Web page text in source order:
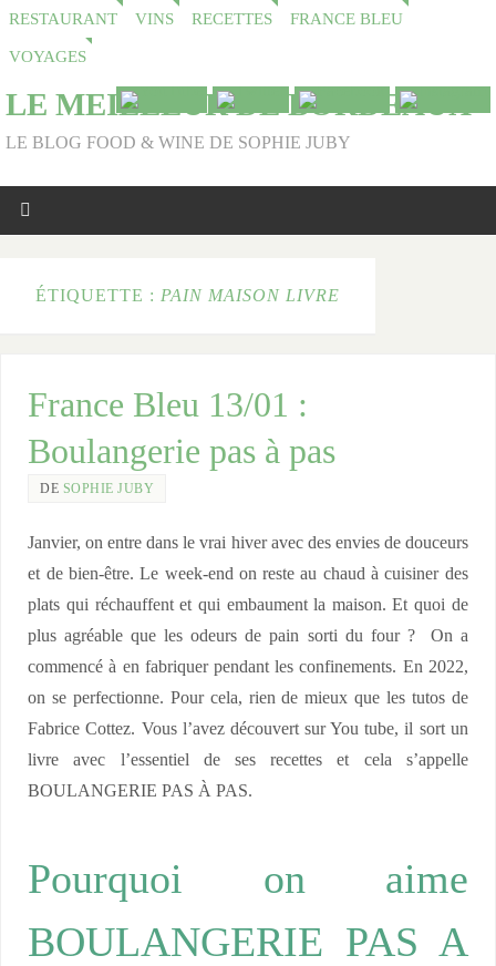
RESTAURANT VINS RECETTES FRANCE BLEU
VOYAGES
LE MEILLEUR DE BORDEAUX
LE BLOG FOOD & WINE DE SOPHIE JUBY
ÉTIQUETTE : PAIN MAISON LIVRE
France Bleu 13/01 :
Boulangerie pas à pas
DE SOPHIE JUBY
Janvier, on entre dans le vrai hiver avec des envies de douceurs
et de bien-être. Le week-end on reste au chaud à cuisiner des
plats qui réchauffent et qui embaument la maison. Et quoi de
plus agréable que les odeurs de pain sorti du four ? On a
commencé à en fabriquer pendant les confinements. En 2022,
on se perfectionne. Pour cela, rien de mieux que les tutos de
Fabrice Cottez. Vous l’avez découvert sur You tube, il sort un
livre avec l’essentiel de ses recettes et cela s’appelle
BOULANGERIE PAS À PAS.
Pourquoi on aime
BOULANGERIE PAS A